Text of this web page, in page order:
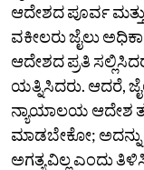
ಆದೇಶದ ಪೂರ್ವ
ವಕೀಲರು ಜೈಲು
ಆದೇಶದ ಪ್ರತಿ
ಯತ್ನಿಸಿದರು. ಆದರೆ,
ನ್ಯಾಯಾಲಯ ಆದೇಶ
ಮಾಡಬೇಕೋ; ಅದನ್ನು
ಅಗತ್ಯವಿಲ್ಲ ಎಂದು